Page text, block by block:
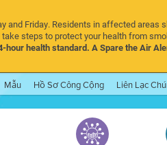
and Friday. Residents in affected areas
steps to protect your health from
health standard. A Spare the Air
Mẫu Hồ Sơ Công Cộng Liên Lạc